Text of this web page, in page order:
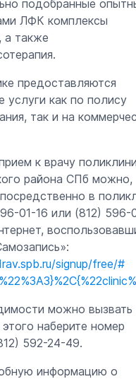
подобранные
ЛФК комплексы
а также
предоставляются
услуги как по полису
так и на
к врачу
района СПб можно,
в
01-16 или (812) 596-
signup/free/#
можно вызвать
наберите номер
592-24-49.
информацию о